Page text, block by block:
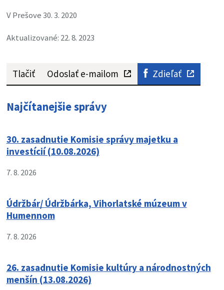
V Prešove 30. 3. 2020
Aktualizované: 22. 8. 2023
Tlačiť Odoslať e-mailom Zdieľať
Najčítanejšie správy
30. zasadnutie Komisie správy majetku a
investícií (10.08.2026)
7. 8. 2026
Údržbár/ Údržbárka, Vihorlatské múzeum v
Humennom
7. 8. 2026
26. zasadnutie Komisie kultúry a národnostných
menšín (13.08.2026)